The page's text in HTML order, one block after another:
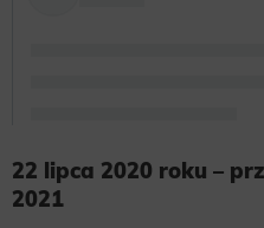
22 lipca 2020 roku –
2021